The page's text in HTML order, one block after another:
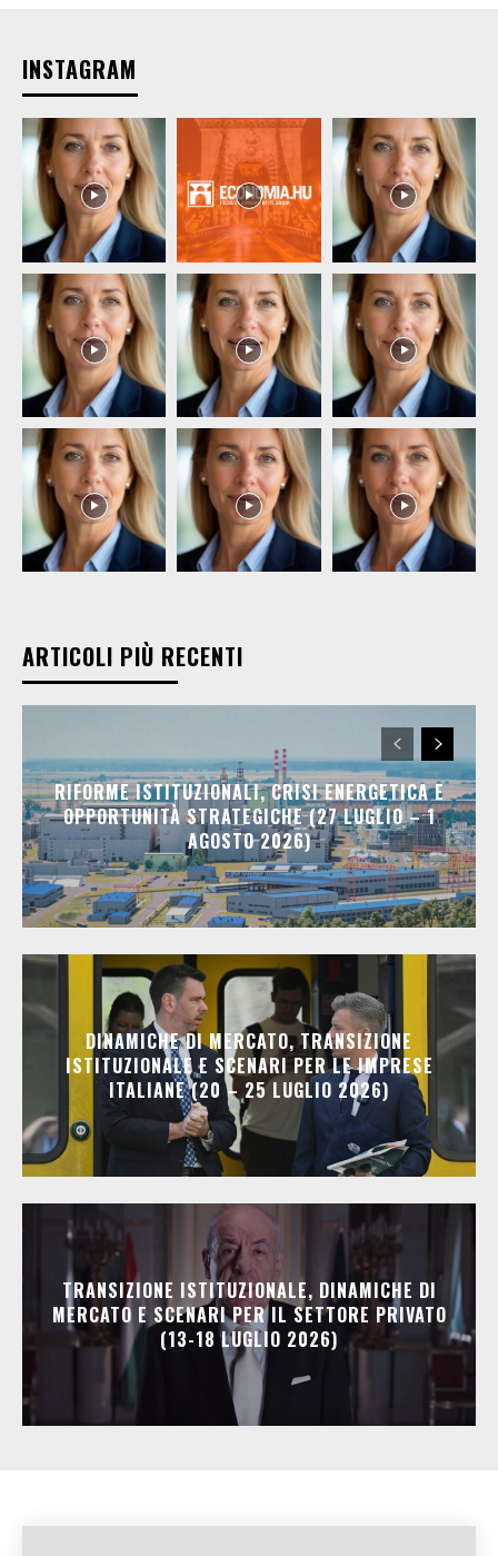
INSTAGRAM
ARTICOLI PIÙ RECENTI
RIFORME ISTITUZIONALI, CRISI ENERGETICA E
OPPORTUNITÀ STRATEGICHE (27 LUGLIO – 1
AGOSTO 2026)
DINAMICHE DI MERCATO, TRANSIZIONE
ISTITUZIONALE E SCENARI PER LE IMPRESE
ITALIANE (20 – 25 LUGLIO 2026)
TRANSIZIONE ISTITUZIONALE, DINAMICHE DI
MERCATO E SCENARI PER IL SETTORE PRIVATO
(13-18 LUGLIO 2026)